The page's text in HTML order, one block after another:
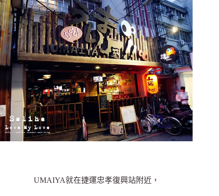
UMAIYA就在捷運忠孝復興站附近，